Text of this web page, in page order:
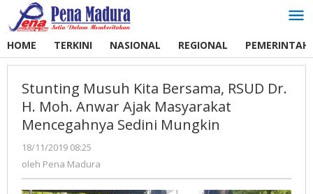
Lewati
ke
HOME TERKINI NASIONAL REGIONAL
Stunting Musuh Kita Bersama, RSUD Dr.
H. Moh. Anwar Ajak Masyarakat
Mencegahnya Sedini Mungkin
18/11/2019 08:25
Pena
oleh Pena Madura